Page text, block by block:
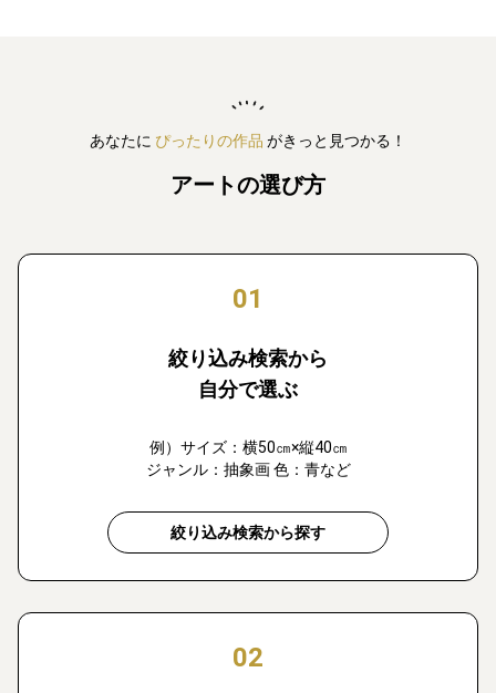
あなたに ぴったりの作品 がきっと見つかる！
アートの選び方
01
絞り込み検索から
自分で選ぶ
例）サイズ：横50㎝×縦40㎝
ジャンル：抽象画 色：青など
絞り込み検索から探す
02